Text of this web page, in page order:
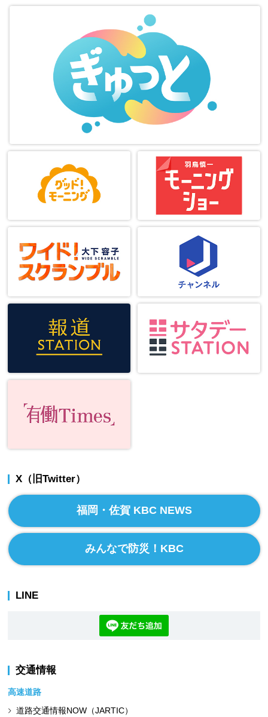
X（旧Twitter）
福岡・佐賀 KBC NEWS
みんなで防災！KBC
LINE
交通情報
高速道路
道路交通情報NOW（JARTIC）